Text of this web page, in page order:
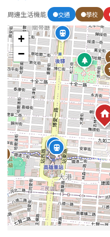
5~10樓
21樓以上
~
格局
不拘
2房
4房
屋齡
周邊生活機能 交通 學校
+
−